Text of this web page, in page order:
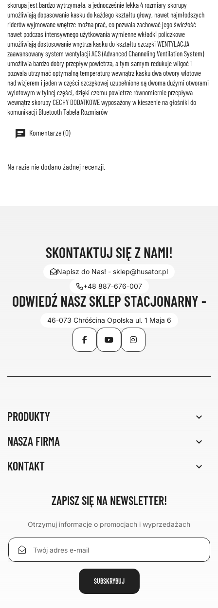
skorupa jest bardzo wytrzymała, a jednocześnie lekka 4 rozmiary skorupy
umożliwiają dopasowanie kasku do każdego kształtu głowy, nawet najmłodszych
riderów wyjmowane wnętrze można prać, co pozwala zachować jego świeżość
nawet podczas intensywnego użytkowania wymienne wkładki policzkowe
umożliwiają dostosowanie wnętrza kasku do kształtu szczęki WENTYLACJA
zaawansowany system wentylacji ACS (Advanced Channeling Ventilation System)
umożliwia bardzo dobry przepływ powietrza, a tym samym redukuje wilgoć i
pozwala utrzymać optymalną temperaturę wewnątrz kasku dwa otwory wlotowe
nad wizjerem i jeden w części szczękowej uzupełnione są dwoma dużymi otworami
wylotowym w tylnej części, dzięki czemu powietrze równomiernie przepływa
wewnątrz skorupy CECHY DODATKOWE wyposażony w kieszenie na głośniki do
komunikacji Bluetooth Tabela Rozmiarów
Komentarze (0)
Na razie nie dodano żadnej recenzji.
SKONTAKTUJ SIĘ Z NAMI!
Napisz do Nas! - sklep@husator.pl
+48 887-676-007
ODWIEDŹ NASZ SKLEP STACJONARNY -
46-073 Chróścina Opolska ul. 1 Maja 6
FacebookYouTubeInstagram
PRODUKTY 
NASZA FIRMA 
KONTAKT 
ZAPISZ SIĘ NA NEWSLETTER!
Otrzymuj informacje o promocjach i wyprzedażach